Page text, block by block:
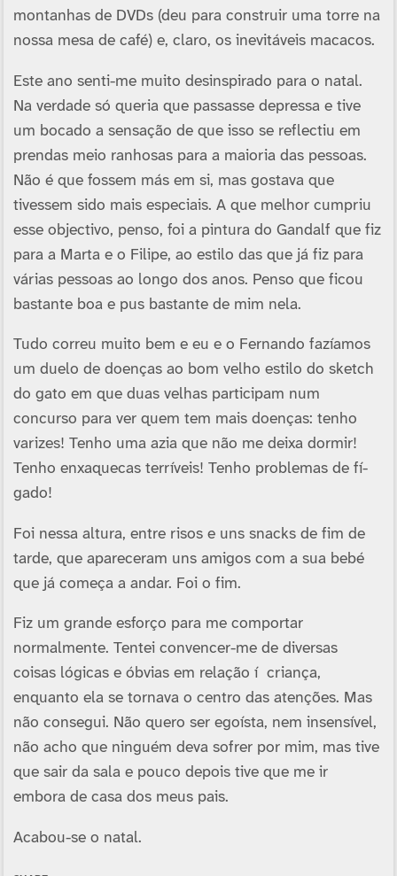
montanhas de DVDs (deu para construir uma torre na
nossa mesa de café) e, claro, os inevitáveis macacos.
Este ano senti-me muito desinspirado para o natal.
Na verdade só queria que passasse depressa e tive
um bocado a sensação de que isso se reflectiu em
prendas meio ranhosas para a maioria das pessoas.
Não é que fossem más em si, mas gostava que
tivessem sido mais especiais. A que melhor cumpriu
esse objectivo, penso, foi a pintura do Gandalf que fiz
para a Marta e o Filipe, ao estilo das que já fiz para
várias pessoas ao longo dos anos. Penso que ficou
bastante boa e pus bastante de mim nela.
Tudo correu muito bem e eu e o Fernando fazí­amos
um duelo de doenças ao bom velho estilo do sketch
do gato em que duas velhas participam num
concurso para ver quem tem mais doenças: tenho
varizes! Tenho uma azia que não me deixa dormir!
Tenho enxaquecas terrí­veis! Tenho problemas de fí­
gado!
Foi nessa altura, entre risos e uns snacks de fim de
tarde, que apareceram uns amigos com a sua bebé
que já começa a andar. Foi o fim.
Fiz um grande esforço para me comportar
normalmente. Tentei convencer-me de diversas
coisas lógicas e óbvias em relação í criança,
enquanto ela se tornava o centro das atenções. Mas
não consegui. Não quero ser egoí­sta, nem insensí­vel,
não acho que ninguém deva sofrer por mim, mas tive
que sair da sala e pouco depois tive que me ir
embora de casa dos meus pais.
Acabou-se o natal.